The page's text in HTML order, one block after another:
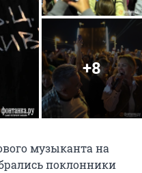
+8
музыканта на
поклонники